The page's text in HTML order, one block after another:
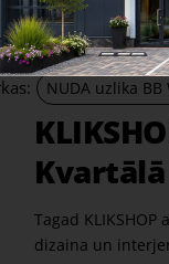
Kvartālā
Tagad KLIKSHOP
dizaina un
ShareFacebook
NUDA uzlika BB